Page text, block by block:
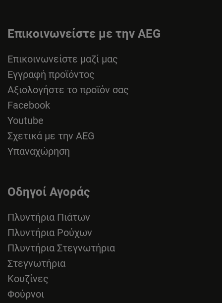
Επικοινωνείστε με την AEG
Επικοινωνείστε μαζί μας
Εγγραφή προϊόντος
Αξιολογήστε το προϊόν σας
Facebook
Youtube
Σχετικά με την AEG
Υπαναχώρηση
Οδηγοί Αγοράς
Πλυντήρια Πιάτων
Πλυντήρια Ρούχων
Πλυντήρια Στεγνωτήρια
Στεγνωτήρια
Κουζίνες
Φούρνοι